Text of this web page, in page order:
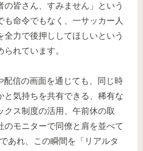
の皆さん、すみません」という
も命令でもなく、一サッカー人
全力で後押ししてほしいという
れています。
配信の画面を通じても、同じ時
と気持ちを共有できる、稀有な
クス制度の活用、午前休の取
のモニターで同僚と肩を並べて
あれ、この瞬間を「リアルタ